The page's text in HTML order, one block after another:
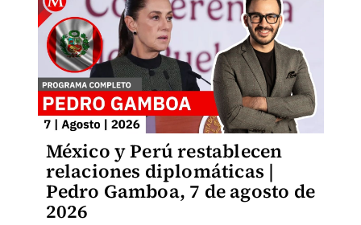
México y Perú restablecen
relaciones diplomáticas |
Pedro Gamboa, 7 de agosto de
2026